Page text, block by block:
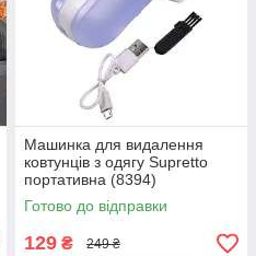
Машинка для видалення
ковтунців з одягу Supretto
портативна (8394)
Готово до відправки
129 ₴ 249 ₴